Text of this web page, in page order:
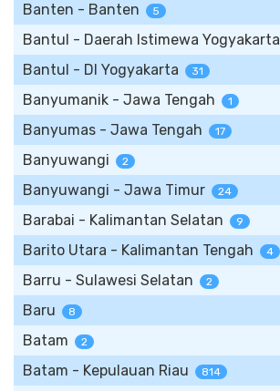
Banten - Banten 5
Bantul - Daerah Istimewa Yogyakarta
Bantul - DI Yogyakarta 31
Banyumanik - Jawa Tengah 1
Banyumas - Jawa Tengah 17
Banyuwangi 2
Banyuwangi - Jawa Timur 24
Barabai - Kalimantan Selatan 9
Barito Utara - Kalimantan Tengah 4
Barru - Sulawesi Selatan 2
Baru 8
Batam 2
Batam - Kepulauan Riau 814